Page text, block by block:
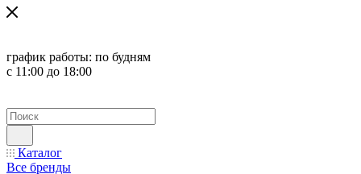
график работы: по будням
с 11:00 до 18:00
Каталог
Все бренды